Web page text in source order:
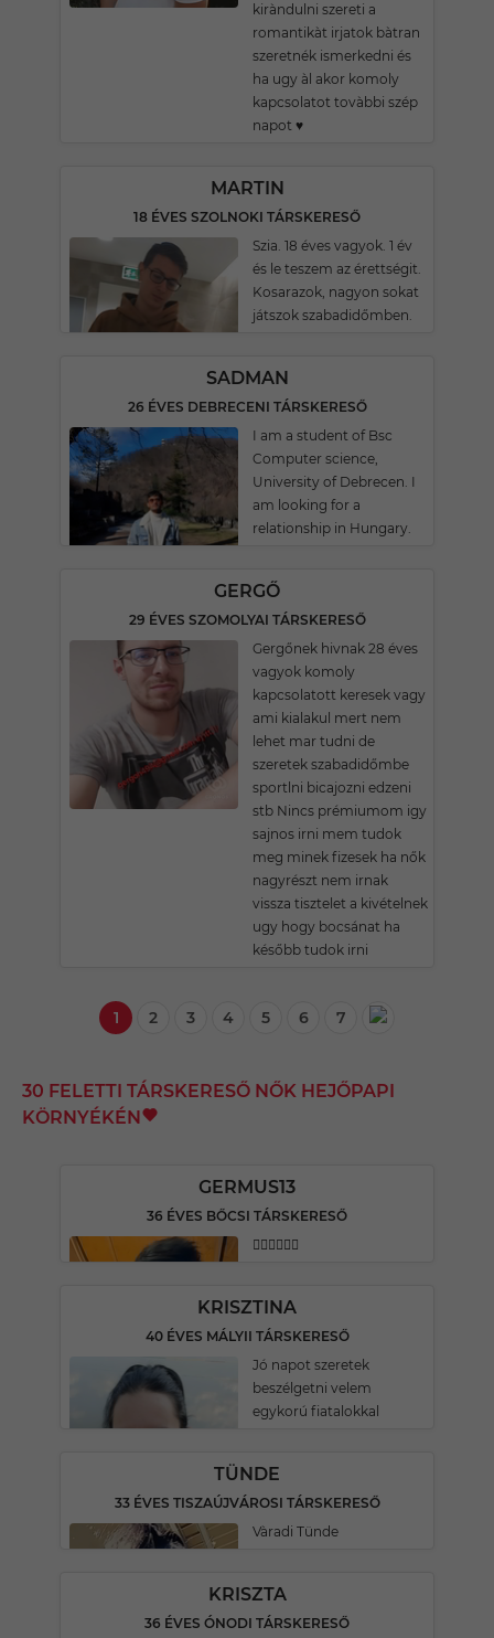
kiràndulni szereti a
romantikàt irjatok bàtran
szeretnék ismerkedni és
ha ugy àl akor komoly
kapcsolatot tovàbbi szép
napot ♥️
MARTIN
18 ÉVES SZOLNOKI TÁRSKERESŐ
Szia. 18 éves vagyok. 1 év
és le teszem az érettségit.
Kosarazok, nagyon sokat
játszok szabadidőmben.
SADMAN
26 ÉVES DEBRECENI TÁRSKERESŐ
I am a student of Bsc
Computer science,
University of Debrecen. I
am looking for a
relationship in Hungary.
GERGŐ
29 ÉVES SZOMOLYAI TÁRSKERESŐ
Gergőnek hivnak 28 éves
vagyok komoly
kapcsolatott keresek vagy
ami kialakul mert nem
lehet mar tudni de
szeretek szabadidőmbe
sportlni bicajozni edzeni
stb Nincs prémiumom igy
sajnos irni mem tudok
meg minek fizesek ha nők
nagyrészt nem irnak
vissza tisztelet a kivételnek
ugy hogy bocsánat ha
később tudok irni
1 2 3 4 5 6 7
30 FELETTI TÁRSKERESŐ NŐK HEJŐPAPI
KÖRNYÉKÉN
GERMUS13
36 ÉVES BŐCSI TÁRSKERESŐ
🏳️‍🌈🏳️‍🌈🏳️‍🌈
KRISZTINA
40 ÉVES MÁLYII TÁRSKERESŐ
Jó napot szeretek
beszélgetni velem
egykorú fiatalokkal
TÜNDE
33 ÉVES TISZAÚJVÁROSI TÁRSKERESŐ
Vàradi Tünde
KRISZTA
36 ÉVES ÓNODI TÁRSKERESŐ